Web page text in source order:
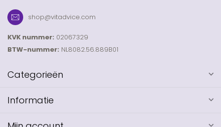
shop@vitadvice.com
KVK nummer: 02067329
BTW-nummer: NL8082.56.889B01
Categorieën
Informatie